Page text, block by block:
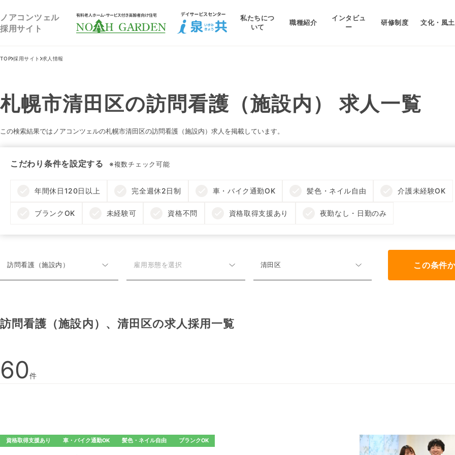
ノアコンツェル
採用サイト
福祉住宅NOAH GARDEN
私たちにつ
いて
職種紹介
インタビュ
ー
研修制度 文化・風土
TOP 採用サイト 求人情報
札幌市清田区の訪問看護（施設内） 求人一覧
この検索結果ではノアコンツェルの札幌市清田区の訪問看護（施設内）求人を掲載しています。
こだわり条件を設定する ※複数チェック可能
年間休日120日以上 完全週休2日制 車・バイク通勤OK 髪色・ネイル自由 介護未経験OK
ブランクOK 未経験可 資格不問 資格取得支援あり 夜勤なし・日勤のみ
訪問看護（施設内） 雇用形態を選択 清田区 この条件
訪問看護（施設内）、清田区の求人採用一覧
60件
資格取得支援あり 車・バイク通勤OK 髪色・ネイル自由 ブランクOK